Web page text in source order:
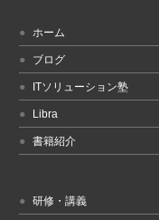
ホーム
ブログ
ITソリューション塾
Libra
書籍紹介
研修・講義